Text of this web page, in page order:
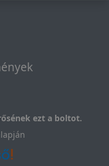
ezt a boltot.